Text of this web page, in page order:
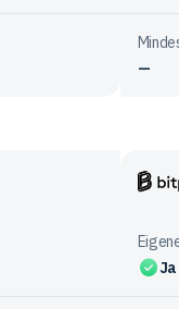
—
Ja